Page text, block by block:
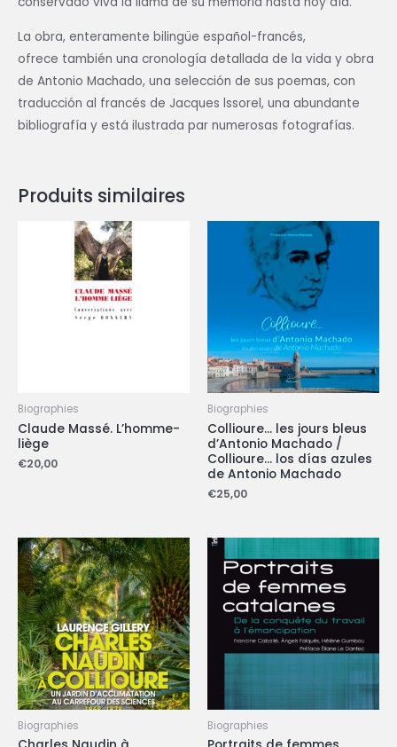
La obra, enteramente bilingüe español-francés,
ofrece también una cronología detallada de la vida y obra
de Antonio Machado, una selección de sus poemas, con
traducción al francés de Jacques lssorel, una abundante
bibliografía y está ilustrada par numerosas fotografías.
Produits similaires
Biographies
Claude Massé. L’homme-
liège
€20,00
Biographies
Collioure… les jours bleus
d’Antonio Machado /
Collioure… los días azules
de Antonio Machado
€25,00
Biographies Biographies